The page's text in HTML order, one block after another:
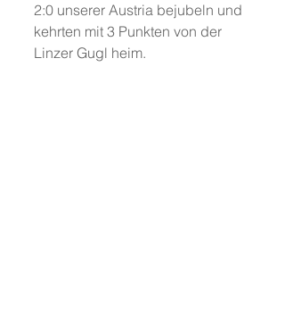
2:0 unserer Austria bejubeln und
kehrten mit 3 Punkten von der
Linzer Gugl heim.